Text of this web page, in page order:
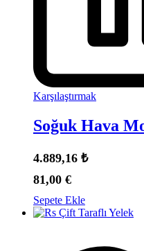
Karşılaştırmak
Soğuk Hava
4.889,16 ₺
81,00 €
Sepete Ekle